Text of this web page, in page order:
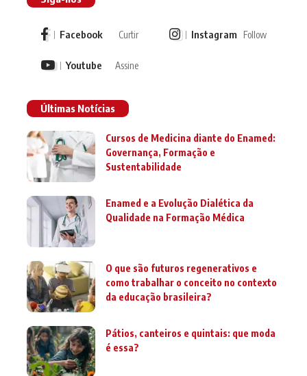
Facebook Curtir Instagram Follow
Youtube Assine
Últimas Notícias
Cursos de Medicina diante do Enamed:
Governança, Formação e
Sustentabilidade
Enamed e a Evolução Dialética da
Qualidade na Formação Médica
O que são futuros regenerativos e
como trabalhar o conceito no contexto
da educação brasileira?
Pátios, canteiros e quintais: que moda
é essa?